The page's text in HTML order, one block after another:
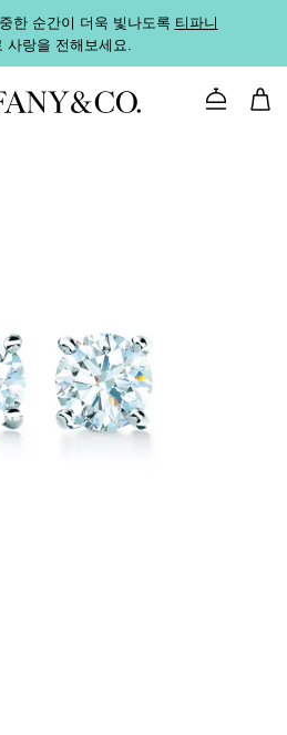
한 순간이 더욱 빛나도록 티파니
사랑을 전해보세요.
문의하기